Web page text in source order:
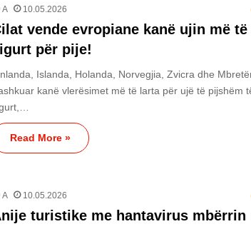
A 10.05.2026
vende evropiane kanë ujin më të
për pije!
Islanda, Holanda, Norvegjia, Zvicra dhe
kanë vlerësimet më të larta për ujë të pijshëm
Read More »
A 10.05.2026
turistike me hantavirus mbërrin